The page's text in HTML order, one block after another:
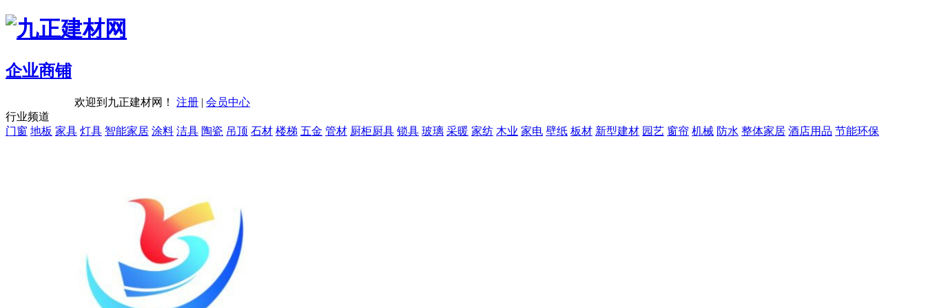
企业商铺
欢迎到九正建材网！ 注册 | 会员中心
行业频道
门窗 地板 家具 灯具 智能家居 涂料 洁具 陶瓷 吊顶 石材 楼梯 五金 管材 厨柜厨具 锁具 玻璃 采暖 家纺 木业 家电 壁纸 板材 新型建材 园艺 窗帘 机械 防水 整体家居 酒店用品 节能环保